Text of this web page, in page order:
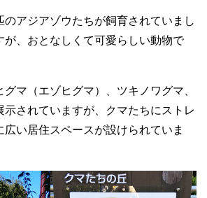
のアジアゾウたちが飼育されていまし
が、おとなしくて可愛らしい動物で
マ（エゾヒグマ）、ツキノワグマ、
示されていますが、クマたちにストレ
広い居住スペースが設けられていま